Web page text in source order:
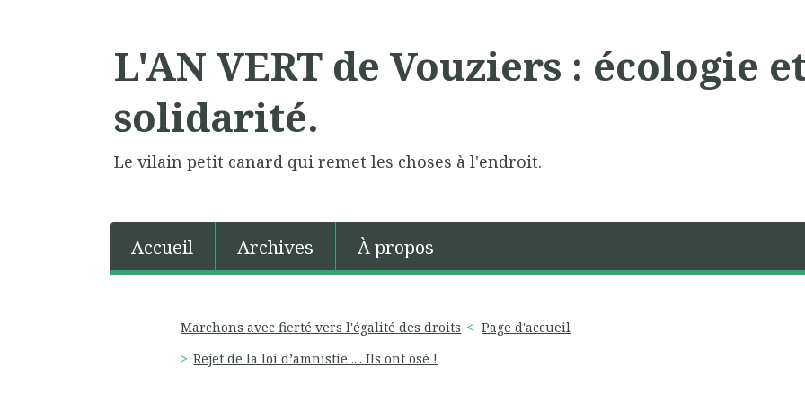
L'AN VERT de Vouziers : écologie
solidarité.
Le vilain petit canard qui remet les choses à l'endroit.
Accueil Archives À propos
Marchons avec fierté vers l'égalité des droits
Page d'accueil
Rejet de la loi d’amnistie .... Ils ont osé !